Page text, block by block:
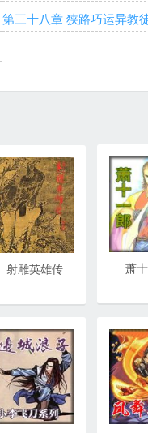
第三十八章 狭路巧运异教
射雕英雄传 萧